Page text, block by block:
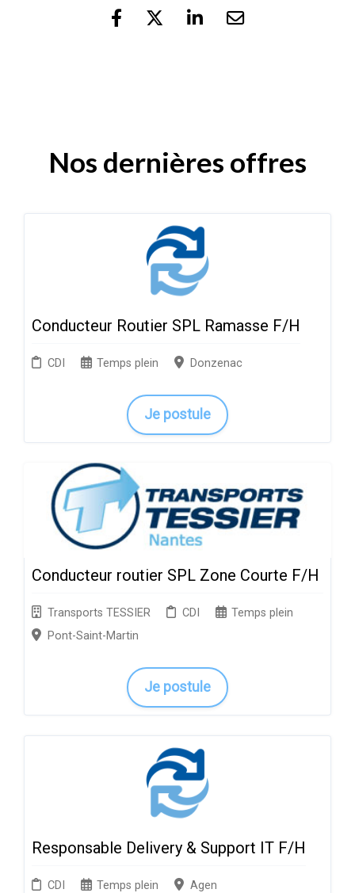
Nos dernières offres
Conducteur Routier SPL Ramasse F/H
CDI Temps plein Donzenac
Je postule
Conducteur routier SPL Zone Courte F/H
Transports TESSIER CDI
Temps plein
Pont-Saint-Martin
Je postule
Responsable Delivery & Support IT F/H
CDI Temps plein Agen